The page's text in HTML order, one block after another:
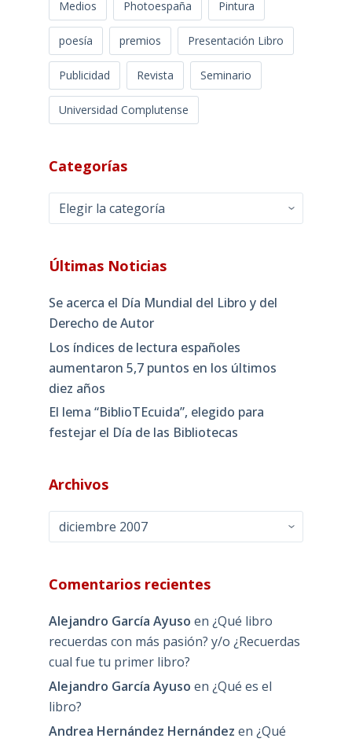
Medios Photoespaña Pintura
poesía premios Presentación Libro
Publicidad Revista Seminario
Universidad Complutense
Categorías
Categorías
Últimas Noticias
Se acerca el Día Mundial del Libro y del
Derecho de Autor
Los índices de lectura españoles
aumentaron 5,7 puntos en los últimos
diez años
El lema “BiblioTEcuida”, elegido para
festejar el Día de las Bibliotecas
Archivos
Archivos
Comentarios recientes
Alejandro García Ayuso en ¿Qué libro
recuerdas con más pasión? y/o ¿Recuerdas
cual fue tu primer libro?
Alejandro García Ayuso en ¿Qué es el
libro?
Andrea Hernández Hernández en ¿Qué